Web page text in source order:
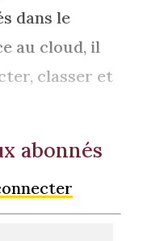
dans le
au cloud, il
classer et
abonnés